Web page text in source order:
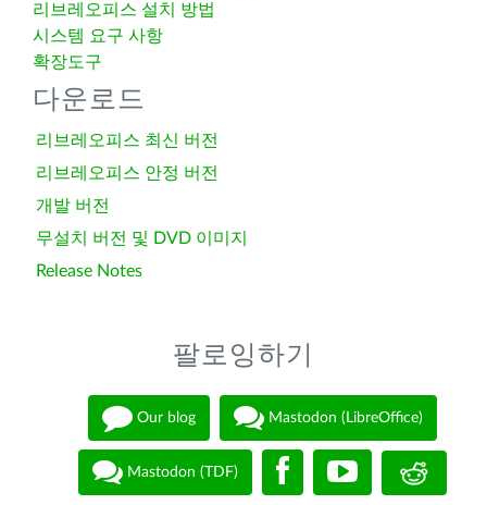
리브레오피스 설치 방법
시스템 요구 사항
확장도구
다운로드
리브레오피스 최신 버전
리브레오피스 안정 버전
개발 버전
무설치 버전 및 DVD 이미지
Release Notes
팔로잉하기
Our blog Mastodon (LibreOffice)
Mastodon (TDF)